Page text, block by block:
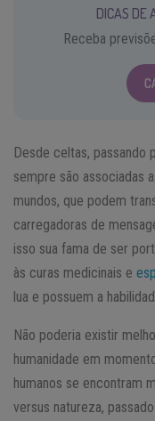
DICAS DE
Receba
Desde celtas, passando
sempre são associadas
mundos, que podem
carregadoras de
isso sua fama de ser
às curas medicinais e
lua e possuem a
Não poderia existir
humanidade em
humanos se encontram
versus natureza,